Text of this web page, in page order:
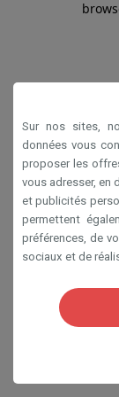
Sur nos sites,
données vous
proposer les
vous adresser, en
et publicités
permettent
préférences, de
sociaux et de